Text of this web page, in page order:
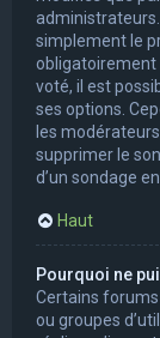
simplement le
obligatoirement
voté, il est
ses options.
les
supprimer le
d’un sondage
Haut
Pourquoi ne
Certains
ou groupes